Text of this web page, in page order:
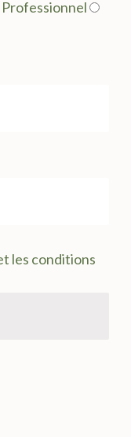
Professionnel
les conditions